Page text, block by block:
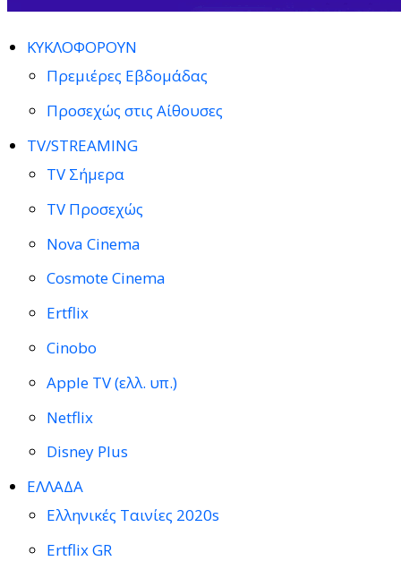
ΚΥΚΛΟΦΟΡΟΥΝ
Πρεμιέρες Εβδομάδας
Προσεχώς στις Αίθουσες
TV/STREAMING
TV Σήμερα
TV Προσεχώς
Nova Cinema
Cosmote Cinema
Ertflix
Cinobo
Apple TV (ελλ. υπ.)
Netflix
Disney Plus
ΕΛΛΑΔΑ
Ελληνικές Ταινίες 2020s
Ertflix GR